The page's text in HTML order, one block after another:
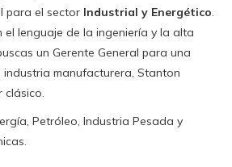
para el sector Industrial y Energético.
el lenguaje de la ingeniería y la alta
un Gerente General para una
manufacturera, Stanton
clásico.
Petróleo, Industria Pesada y